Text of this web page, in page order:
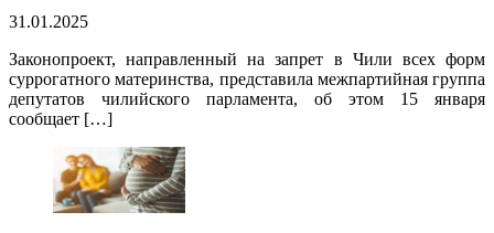
31.01.2025
Законопроект, направленный на запрет в Чили всех форм
суррогатного материнства, представила межпартийная группа
депутатов чилийского парламента, об этом 15 января
сообщает […]